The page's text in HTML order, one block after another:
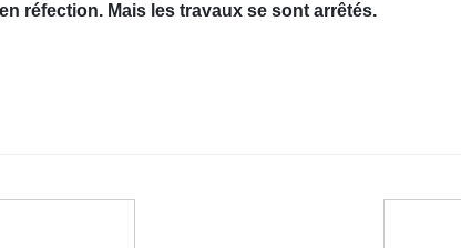
réfection. Mais les travaux se sont arrêtés.